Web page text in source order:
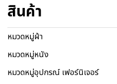
สินค้า
หมวดหมู่ผ้า
หมวดหมู่หนัง
หมวดหมู่อุปกรณ์ เฟอร์นิเจอร์